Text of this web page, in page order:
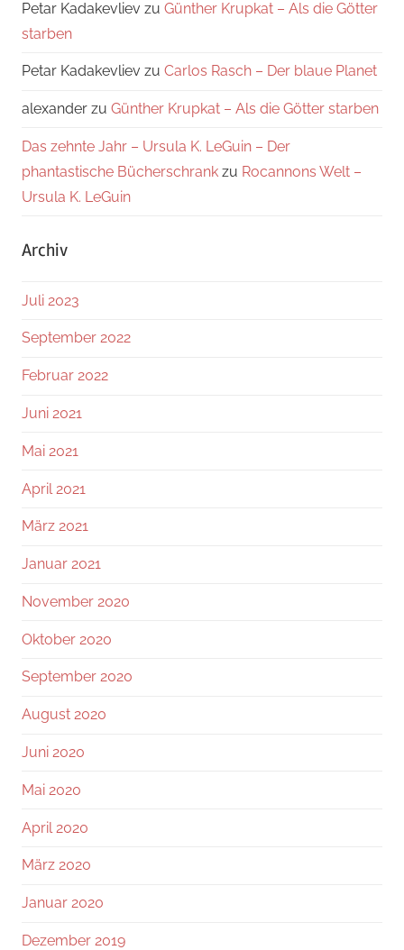
Petar Kadakevliev zu Günther Krupkat – Als die Götter
starben
Petar Kadakevliev zu Carlos Rasch – Der blaue Planet
alexander zu Günther Krupkat – Als die Götter starben
Das zehnte Jahr – Ursula K. LeGuin – Der
phantastische Bücherschrank zu Rocannons Welt –
Ursula K. LeGuin
Archiv
Juli 2023
September 2022
Februar 2022
Juni 2021
Mai 2021
April 2021
März 2021
Januar 2021
November 2020
Oktober 2020
September 2020
August 2020
Juni 2020
Mai 2020
April 2020
März 2020
Januar 2020
Dezember 2019